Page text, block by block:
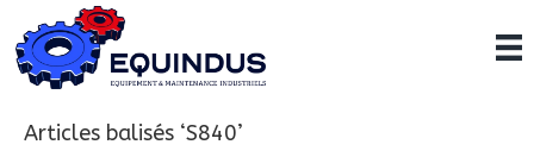
Articles balisés ‘S840’